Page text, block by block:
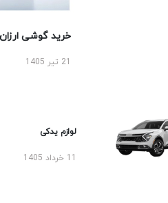
خرید گوشی ارزان
لوازم یدکی